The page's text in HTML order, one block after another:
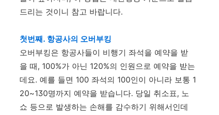
드리는 것이니 참고 바랍니다.
첫번째. 항공사의 오버부킹
오버부킹은 항공사들이 비행기 좌석을 예약을 받
을 때, 100%가 아닌 120%의 인원으로 예약을 받는
데요. 예를 들면 100 좌석의 100인이 아니라 보통 1
20~130명까지 예약을 받습니다. 당일 취소표, 노
쇼 등으로 발생하는 손해를 감수하기 위해서인데